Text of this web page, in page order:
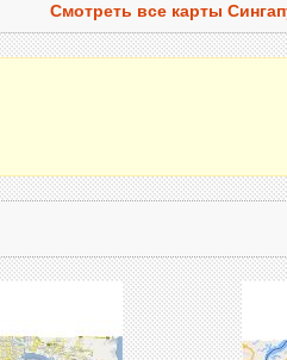
Смотреть все карты